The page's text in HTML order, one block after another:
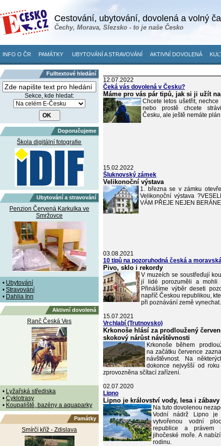
Cestování, ubytování, dovolená a volný
Čechy, Morava, Slezsko - to je naše Česko
INFO O ČR PAMÁTKY UBYTOVÁNÍ A STRAVOVÁNÍ AKTIVNÍ DOVOLENÁ
Fulltextové hledání
Sekce, kde hledat:
Doporučujeme
Škola digitální fotografie
Ubytování a stravování
Penzion Červená Karkulka ve
Smržovce
• Ubytování
• Stravování
• Dahlia Inn
Aktivní dovolená
Ranč Česká Ves
• Lyžařská střediska
• Cyklotrasy
• Koupaliště, bazény a aquaparky
Památky
Smírčí kříž - Zdislava
12.07.2022
Čeká vás dovolená v Česku?
Máme pro vás pár tipů, jak si ji užít
Chcete letos ušetřit, nechce
nebo prostě chcete
Česku, ale ještě nemáte
15.02.2022
Šluknovský zámek
Velikonoční výstava
1. března se v zámku
Velikonoční výstava
VÁM PŘEJE NEJEN
03.08.2021
10 tipů na pozoruhodná česká a
Pivo, sklo i rekordy
V muzeích se soustřeďují
jí lidé porozuměli a
Přinášíme výběr deseti
napříč Českou republikou,
při poznávání země vynechat.
15.07.2021
Vrchlabí (Trutnovsko)
Krkonoše hlásí za prodloužený
skokový nárůst návštěvnosti
Krkonoše během
na začátku července
návštěvnost. Na
dokonce nejvyšší od
zprovozněna sčítací zařízení.
02.07.2020
Lipno
Lipno je království vody, lesa i zábavy
Na tuto dovolenou
Vodní nádrž Lipno je
vytvořenou vodní
republice a právem
jihočeské moře. A
rodinu.